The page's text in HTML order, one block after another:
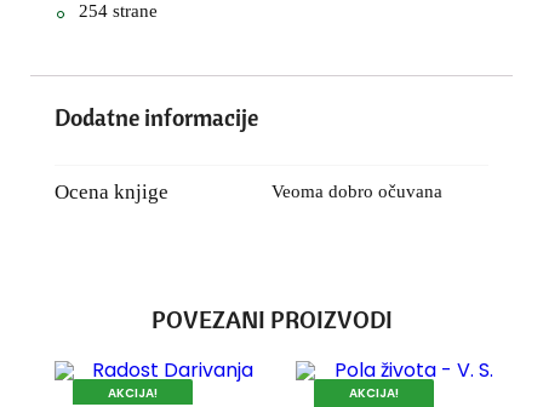
254 strane
Dodatne informacije
Ocena knjige Veoma dobro očuvana
POVEZANI PROIZVODI
AKCIJA!
AKCIJA!